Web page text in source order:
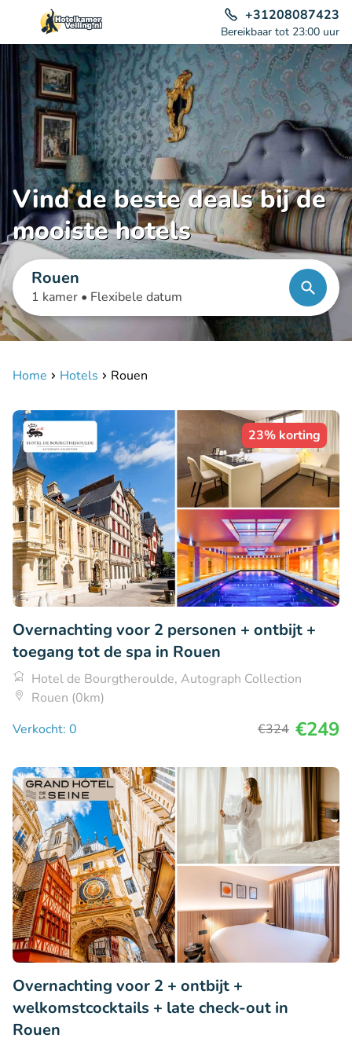
+31208087423
Bereikbaar tot 23:00 uur
Vind de beste deals bij de
mooiste hotels
Rouen
1 kamer • Flexibele datum
Home Hotels Rouen
23% korting
Overnachting voor 2 personen + ontbijt +
toegang tot de spa in Rouen
Hotel de Bourgtheroulde, Autograph Collection
Rouen (0km)
Verkocht: 0
€324 €249
Overnachting voor 2 + ontbijt +
welkomstcocktails + late check-out in
Rouen